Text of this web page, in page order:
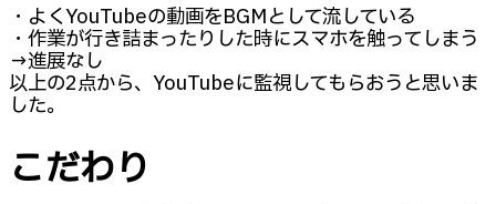
・よくYouTubeの動画をBGMとして流している
・作業が行き詰まったりした時にスマホを触ってしまう
→進展なし
以上の2点から、YouTubeに監視してもらおうと思いま
した。
こだわり